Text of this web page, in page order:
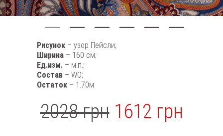
Рисунок – узор Пейсли;
Ширина – 160 см;
Ед.изм. – м.п.;
Состав – WO;
Остаток – 1.70м
2028 грн 1612 грн